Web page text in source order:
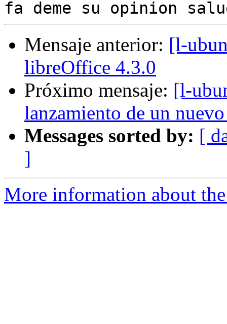
Mensaje anterior: [l-
libreOffice 4.3.0
Próximo mensaje: [l-
lanzamiento de un
Messages sorted by: [
]
More information about